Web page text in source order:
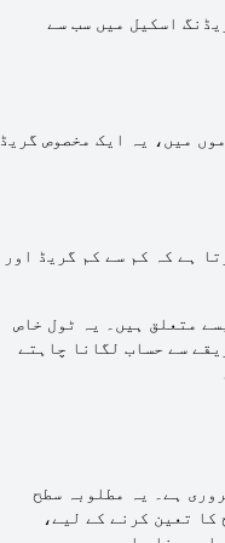
اسکیل میں سب سے
میں، یہ ایک مخصوص گریڈ
ہے کہ کم سے کم گریڈ اور
متعلق ہیں۔ یہ ٹول خاص
سے حساب لگانا چاہتے
ہے۔ یہ مطلوبہ سطح
تعین کرنے کے لیے،